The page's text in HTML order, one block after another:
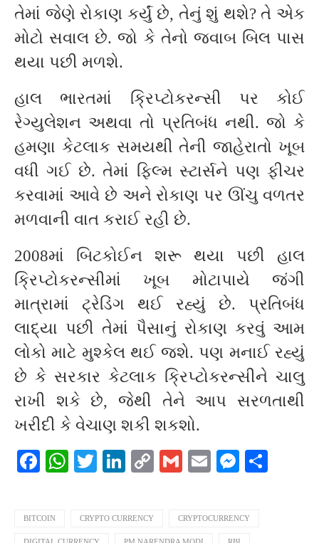
તેમાં જેણે રોકાણ કર્યું છે, તેનું શું થશે? તે એક
મોટો સવાલ છે. જો કે તેનો જવાબ બિલ પાસ
થયા પછી મળશે.
હાલ ભારતમાં ક્રિપ્ટોકરન્સી પર કોઈ
રેગ્યુલેશન અથવા તો પ્રતિબંધ નથી. જો કે
હમણા કેટલાક સમયથી તેની જાહેરાતો ખૂબ
વધી ગઈ છે. તેમાં ફિલ્મ સ્ટાર્સને પણ ફીચર
કરવામાં આવે છે અને રોકાણ પર ઊંચુ વળતર
મળવાની વાત કરાઈ રહી છે.
2008માં બિટકોઈન શરૂ થયા પછી હાલ
ક્રિપ્ટોકરન્સીમાં ખૂબ મોટાપાયે જંગી
માત્રામાં ટ્રેડિંગ થઈ રહ્યું છે. પ્રતિબંધ
લાદ્યા પછી તેમાં પૈસાનું રોકાણ કરવું આમ
લોકો માટે મુશ્કેલ થઈ જશે. પણ મનાઈ રહ્યું
છે કે સરકાર કેટલાક ક્રિપ્ટોકરન્સીને ચાલુ
રાખી શકે છે, જેથી તેને આપ સરળતાથી
ખરીદી કે વેચાણ શકી શકશો.
Facebook
WhatsApp
TwitterLinkedIn
CopyGmailEmail
BITCOIN CRYPTO CURRENCY CRYPTOCURRENCY